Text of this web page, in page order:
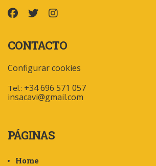
CONTACTO
Configurar cookies
Tel.: +34 696 571 057
insacavi@gmail.com
PÁGINAS
Home